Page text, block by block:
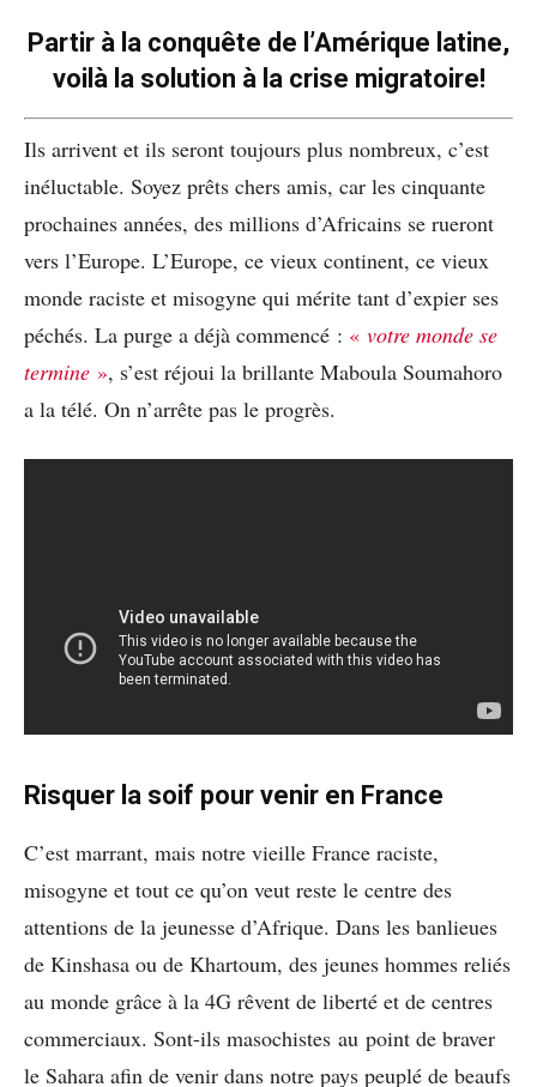
Partir à la conquête de l’Amérique latine,
voilà la solution à la crise migratoire!
Ils arrivent et ils seront toujours plus nombreux, c’est
inéluctable. Soyez prêts chers amis, car les cinquante
prochaines années, des millions d’Africains se rueront
vers l’Europe. L’Europe, ce vieux continent, ce vieux
monde raciste et misogyne qui mérite tant d’expier ses
péchés. La purge a déjà commencé : « votre monde se
termine », s’est réjoui la brillante Maboula Soumahoro
a la télé. On n’arrête pas le progrès.
Risquer la soif pour venir en France
C’est marrant, mais notre vieille France raciste,
misogyne et tout ce qu’on veut reste le centre des
attentions de la jeunesse d’Afrique. Dans les banlieues
de Kinshasa ou de Khartoum, des jeunes hommes reliés
au monde grâce à la 4G rêvent de liberté et de centres
commerciaux. Sont-ils masochistes au point de braver
le Sahara afin de venir dans notre pays peuplé de beaufs